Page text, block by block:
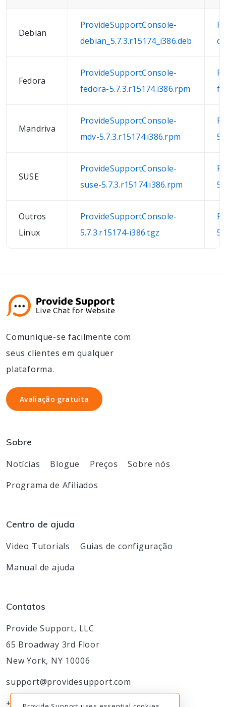
Debian
ProvideSupportConsole-
debian_5.7.3.r15174_i386.deb
Fedora
ProvideSupportConsole-
fedora-5.7.3.r15174.i386.rpm
Mandriva
ProvideSupportConsole-
mdv-5.7.3.r15174.i386.rpm
SUSE
ProvideSupportConsole-
suse-5.7.3.r15174.i386.rpm
Outros
Linux
ProvideSupportConsole-
5.7.3.r15174-i386.tgz
Comunique-se facilmente com
seus clientes em qualquer
plataforma.
Avaliação gratuita
Avaliação gratuita
Sobre
Notícias Blogue Preços
Sobre nós
Programa de Afiliados
Centro de ajuda
Video Tutorials
Guias de configuração
Manual de ajuda
Contatos
Provide Support, LLC
65 Broadway 3rd Floor
New York, NY 10006
support@providesupport.com
+1-888-777-9930